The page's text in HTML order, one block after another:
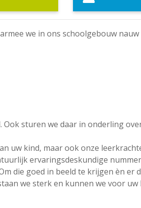
we in ons schoolgebouw
sturen we daar in onderling
uw kind, maar ook onze
ervaringsdeskundige
die goed in beeld te krijgen èn er
we sterk en kunnen we voor uw